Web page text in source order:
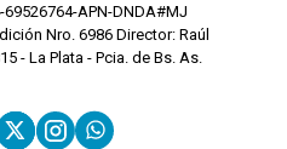
APN-DNDA#MJ
Nro. 6986 Director: Raúl
- La Plata - Pcia. de Bs. As.